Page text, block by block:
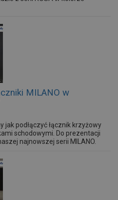
MILANO w
jak podłączyć łącznik krzyżowy
schodowymi. Do prezentacji
najnowszej serii MILANO.